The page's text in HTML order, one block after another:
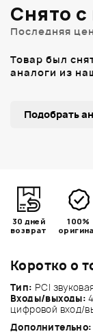
Коротко о
Тип: PCI
Входы/выходы:
цифровой вход/
Дополнительно:
Снято
Последняя
Товар был
аналоги из
Подобрать
30 дней
возврат
100%